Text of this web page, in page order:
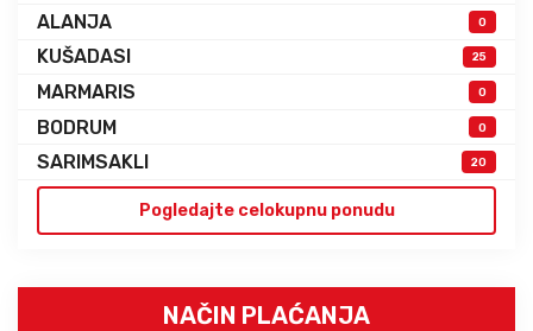
ALANJA 0
KUŠADASI 25
MARMARIS 0
BODRUM 0
SARIMSAKLI 20
Pogledajte celokupnu ponudu
NAČIN PLAĆANJA